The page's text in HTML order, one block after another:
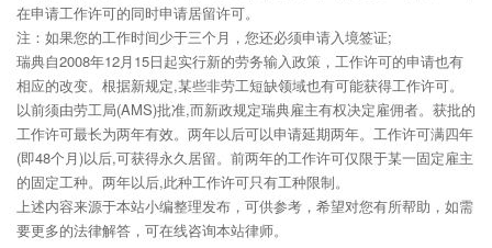
在申请工作许可的同时申请居留许可。
注：如果您的工作时间少于三个月，您还必须申请入境签证;
瑞典自2008年12月15日起实行新的劳务输入政策，工作许可的申请也有
相应的改变。根据新规定,某些非劳工短缺领域也有可能获得工作许可。
以前须由劳工局(AMS)批准,而新政规定瑞典雇主有权决定雇佣者。获批的
工作许可最长为两年有效。两年以后可以申请延期两年。工作许可满四年
(即48个月)以后,可获得永久居留。前两年的工作许可仅限于某一固定雇主
的固定工种。两年以后,此种工作许可只有工种限制。
上述内容来源于本站小编整理发布，可供参考，希望对您有所帮助，如需
要更多的法律解答，可在线咨询本站律师。